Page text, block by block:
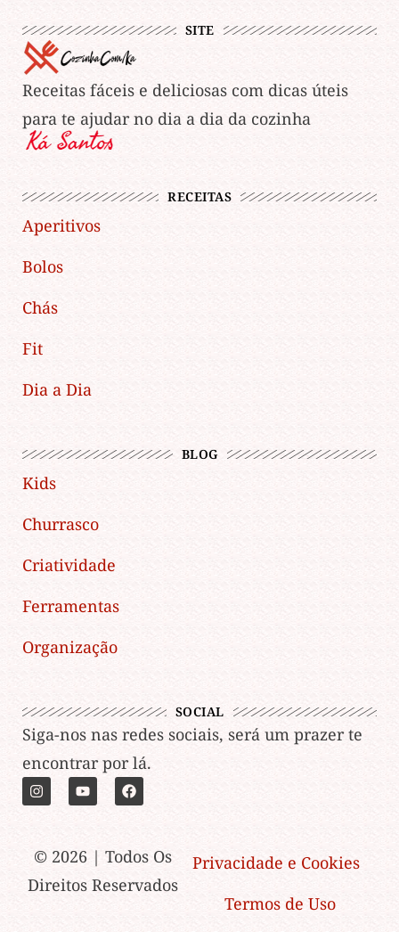
SITE
Receitas fáceis e deliciosas com dicas úteis
para te ajudar no dia a dia da cozinha
RECEITAS
Aperitivos
Bolos
Chás
Fit
Dia a Dia
BLOG
Kids
Churrasco
Criatividade
Ferramentas
Organização
SOCIAL
Siga-nos nas redes sociais, será um prazer te
encontrar por lá.
© 2026 | Todos Os
Direitos Reservados
Privacidade e Cookies
Termos de Uso